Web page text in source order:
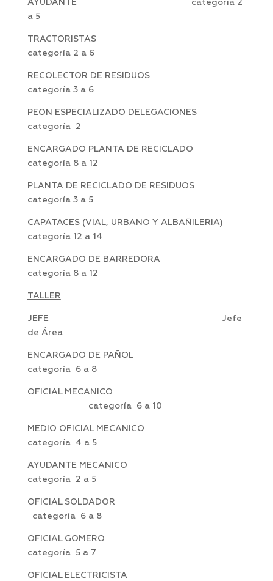
AYUDANTE categoría 2
a 5
TRACTORISTAS
categoría 2 a 6
RECOLECTOR DE RESIDUOS
categoría 3 a 6
PEON ESPECIALIZADO DELEGACIONES
categoría 2
ENCARGADO PLANTA DE RECICLADO
categoría 8 a 12
PLANTA DE RECICLADO DE RESIDUOS
categoría 3 a 5
CAPATACES (VIAL, URBANO Y ALBAÑILERIA)
categoría 12 a 14
ENCARGADO DE BARREDORA
categoría 8 a 12
TALLER
JEFE Jefe
de Área
ENCARGADO DE PAÑOL
categoría 6 a 8
OFICIAL MECANICO
categoría 6 a 10
MEDIO OFICIAL MECANICO
categoría 4 a 5
AYUDANTE MECANICO
categoría 2 a 5
OFICIAL SOLDADOR
categoría 6 a 8
OFICIAL GOMERO
categoría 5 a 7
OFICIAL ELECTRICISTA